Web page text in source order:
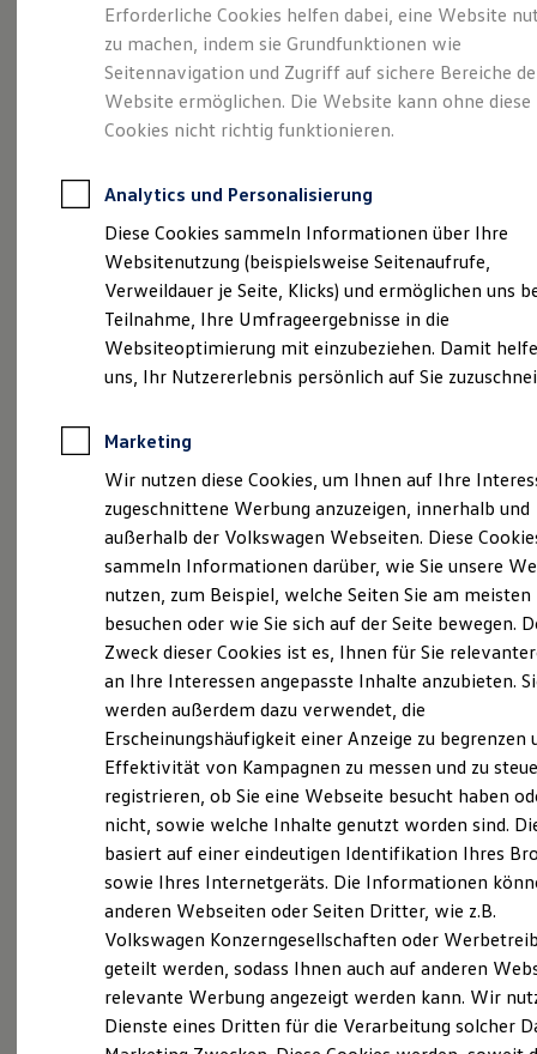
Leasing
Leasing-Angebote
Gebrauchtwagen Leasing
Junge Gebrauchtwagen-Leasing
Elektroauto Leasing
Kleinwagen-Leasing
Leasing ohne Anzahlung
Autokredit mit Schlussrate
Versicherungen und Garantien
Kfz-Versicherung
Restschuldversicherungen
Garantien
Wartungsverträge
Geschäftskunden
Professional Class bei Volkswagen
Großkunden
Behörden
Anpfiff zum Gewinn
Elektroautos
ID. Tutorials
Elektrofahrzeugkonzepte
Reichweite
Reichweite der ID. Modelle
Reichweite im Winter
Laden
Laden unterwegs
Laden Zuhause
Ladezeitensimulator
Batterie
Sicherheit
Garantie und Lebensdauer
Nachhaltigkeit
Technologie
Kosten und Kauf
Verbrauchskosten
Kaufoptionen
E-Auto-Förderung
Software und Konnektivität
Die ID. Software 6
ID. Software Versionen und Updates
Digitale Extras
Schnittstellen zu Ihrem ID.
Kompakt.
Charismatisch. Coupé.
Der Taigo.
Probefahrt vereinbaren
Fahrzeugangebot anfordern
Servicetermin buchen
Serviceanfrage stellen
Erforderliche Cookies helfen dabei, eine Website
zu machen, indem sie Grundfunktionen wie
Seitennavigation und Zugriff auf sichere Bereiche
Website ermöglichen. Die Website kann ohne diese
Cookies nicht richtig funktionieren.
Analytics und Personalisierung
Diese Cookies sammeln Informationen über Ihre
Websitenutzung (beispielsweise Seitenaufrufe,
Verweildauer je Seite, Klicks) und ermöglichen uns
Teilnahme, Ihre Umfrageergebnisse in die
Websiteoptimierung mit einzubeziehen. Damit
uns, Ihr Nutzererlebnis persönlich auf Sie
Marketing
Wir nutzen diese Cookies, um Ihnen auf Ihre
zugeschnittene Werbung anzuzeigen, innerhalb und
außerhalb der Volkswagen Webseiten. Diese
sammeln Informationen darüber, wie Sie unsere
nutzen, zum Beispiel, welche Seiten Sie am meisten
besuchen oder wie Sie sich auf der Seite bewegen.
Zweck dieser Cookies ist es, Ihnen für Sie
an Ihre Interessen angepasste Inhalte anzubieten.
werden außerdem dazu verwendet, die
Erscheinungshäufigkeit einer Anzeige zu begrenzen
Effektivität von Kampagnen zu messen und zu
registrieren, ob Sie eine Webseite besucht haben
nicht, sowie welche Inhalte genutzt worden sind.
basiert auf einer eindeutigen Identifikation Ihres
sowie Ihres Internetgeräts. Die Informationen
anderen Webseiten oder Seiten Dritter, wie z.B.
Volkswagen Konzerngesellschaften oder
geteilt werden, sodass Ihnen auch auf anderen
relevante Werbung angezeigt werden kann. Wir
Dienste eines Dritten für die Verarbeitung solcher